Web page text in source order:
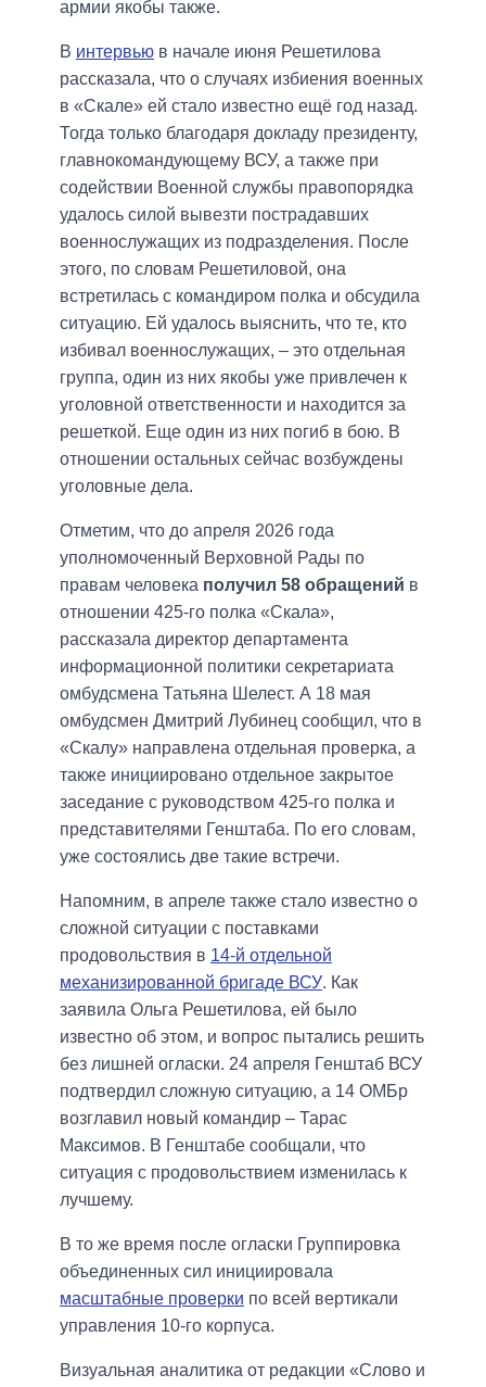
армии якобы также.
В интервью в начале июня Решетилова
рассказала, что о случаях избиения военных
в «Скале» ей стало известно ещё год назад.
Тогда только благодаря докладу президенту,
главнокомандующему ВСУ, а также при
содействии Военной службы правопорядка
удалось силой вывезти пострадавших
военнослужащих из подразделения. После
этого, по словам Решетиловой, она
встретилась с командиром полка и обсудила
ситуацию. Ей удалось выяснить, что те, кто
избивал военнослужащих, – это отдельная
группа, один из них якобы уже привлечен к
уголовной ответственности и находится за
решеткой. Еще один из них погиб в бою. В
отношении остальных сейчас возбуждены
уголовные дела.
Отметим, что до апреля 2026 года
уполномоченный Верховной Рады по
правам человека получил 58 обращений в
отношении 425-го полка «Скала»,
рассказала директор департамента
информационной политики секретариата
омбудсмена Татьяна Шелест. А 18 мая
омбудсмен Дмитрий Лубинец сообщил, что в
«Скалу» направлена отдельная проверка, а
также инициировано отдельное закрытое
заседание с руководством 425-го полка и
представителями Генштаба. По его словам,
уже состоялись две такие встречи.
Напомним, в апреле также стало известно о
сложной ситуации с поставками
продовольствия в 14-й отдельной
механизированной бригаде ВСУ. Как
заявила Ольга Решетилова, ей было
известно об этом, и вопрос пытались решить
без лишней огласки. 24 апреля Генштаб ВСУ
подтвердил сложную ситуацию, а 14 ОМБр
возглавил новый командир – Тарас
Максимов. В Генштабе сообщали, что
ситуация с продовольствием изменилась к
лучшему.
В то же время после огласки Группировка
объединенных сил инициировала
масштабные проверки по всей вертикали
управления 10-го корпуса.
Визуальная аналитика от редакции «Слово и